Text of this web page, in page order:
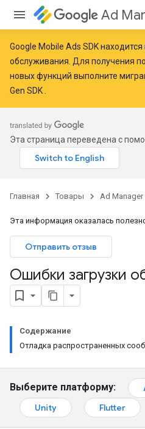
Ad
Google Mobile Ads SDK
обслуживания. Для получения
новых функций выполните
Gen SDK
Эта страница переведена с
Главная Товары Ad Manager
Эта информация оказалась
Отправить отзыв
Ошибки загрузки
Содержание
Отладка распространенных
Выберите платформу:
Unity
Flutter